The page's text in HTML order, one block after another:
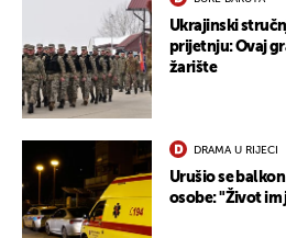
Ukrajinski
prijetnju: Ovaj
žarište
DRAMA U RIJECI
Urušio se
osobe: "Život im